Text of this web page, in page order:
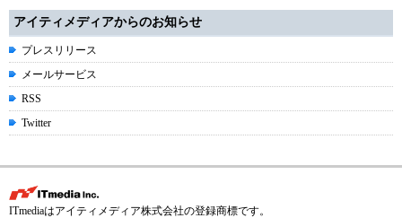
アイティメディアからのお知らせ
プレスリリース
メールサービス
RSS
Twitter
ITmediaはアイティメディア株式会社の登録商標です。